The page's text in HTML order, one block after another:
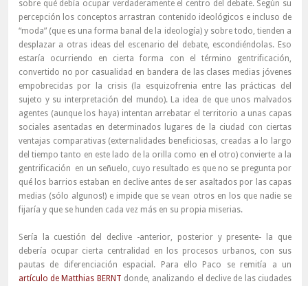
sobre qué debía ocupar verdaderamente el centro del debate. Según su
percepción los conceptos arrastran contenido ideológicos e incluso de
“moda” (que es una forma banal de la ideología) y sobre todo, tienden a
desplazar a otras ideas del escenario del debate, escondiéndolas. Eso
estaría ocurriendo en cierta forma con el término gentrificación,
convertido no por casualidad en bandera de las clases medias jóvenes
empobrecidas por la crisis (la esquizofrenia entre las prácticas del
sujeto y su interpretación del mundo). La idea de que unos malvados
agentes (aunque los haya) intentan arrebatar el territorio a unas capas
sociales asentadas en determinados lugares de la ciudad con ciertas
ventajas comparativas (externalidades beneficiosas, creadas a lo largo
del tiempo tanto en este lado de la orilla como en el otro) convierte a la
gentrificación en un señuelo, cuyo resultado es que no se pregunta por
qué los barrios estaban en declive antes de ser asaltados por las capas
medias (sólo algunos!) e impide que se vean otros en los que nadie se
fijaría y que se hunden cada vez más en su propia miserias.
Sería la cuestión del declive -anterior, posterior y presente- la que
debería ocupar cierta centralidad en los procesos urbanos, con sus
pautas de diferenciación espacial. Para ello Paco se remitía a un
artículo de Matthias BERNT donde, analizando el declive de las ciudades